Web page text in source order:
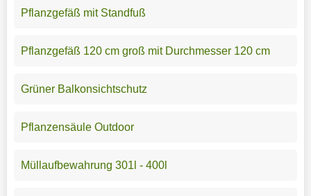
Pflanzgefäß mit Standfuß
Pflanzgefäß 120 cm groß mit Durchmesser 120 cm
Grüner Balkonsichtschutz
Pflanzensäule Outdoor
Müllaufbewahrung 301l - 400l